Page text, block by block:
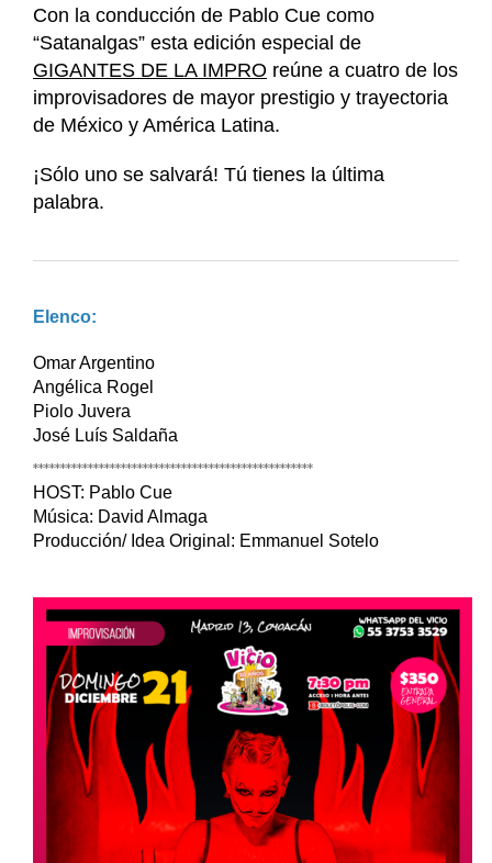
Con la conducción de Pablo Cue como
“Satanalgas” esta edición especial de
GIGANTES DE LA IMPRO reúne a cuatro de los
improvisadores de mayor prestigio y trayectoria
de México y América Latina.
¡Sólo uno se salvará! Tú tienes la última
palabra.
Elenco:
Omar Argentino
Angélica Rogel
Piolo Juvera
José Luís Saldaña
***************************************************
HOST: Pablo Cue
Música: David Almaga
Producción/ Idea Original: Emmanuel Sotelo